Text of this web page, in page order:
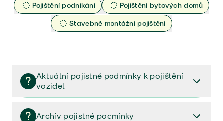
Pojištění podnikání
Pojištění bytových domů
Stavebně montážní pojištění
Aktuální pojistné podmínky k pojištění
vozidel
Pojištění vozidel/Pojistné podmínky a vše důležité ke
smlouvě (PDF)
Archív pojistné podmínky